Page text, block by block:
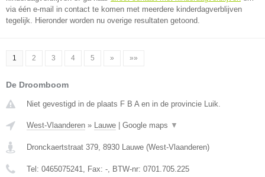
via één e-mail in contact te komen met meerdere kinderdagverblijven
tegelijk. Hieronder worden nu overige resultaten getoond.
1 2 3 4 5 » »»
De Droomboom
Niet gevestigd in de plaats F B A en in de provincie Luik.
West-Vlaanderen » Lauwe Google maps ▼
Dronckaertstraat 379, 8930 Lauwe (West-Vlaanderen)
Tel: 0465075241, Fax: -, BTW-nr: 0701.705.225